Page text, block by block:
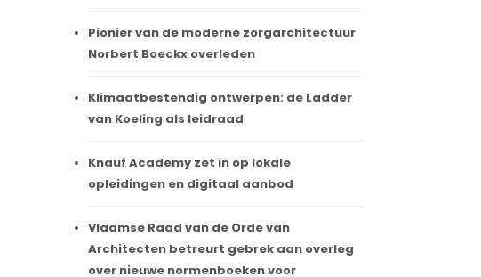
Pionier van de moderne zorgarchitectuur
Norbert Boeckx overleden
Klimaatbestendig ontwerpen: de Ladder
van Koeling als leidraad
Knauf Academy zet in op lokale
opleidingen en digitaal aanbod
Vlaamse Raad van de Orde van
Architecten betreurt gebrek aan overleg
over nieuwe normenboeken voor